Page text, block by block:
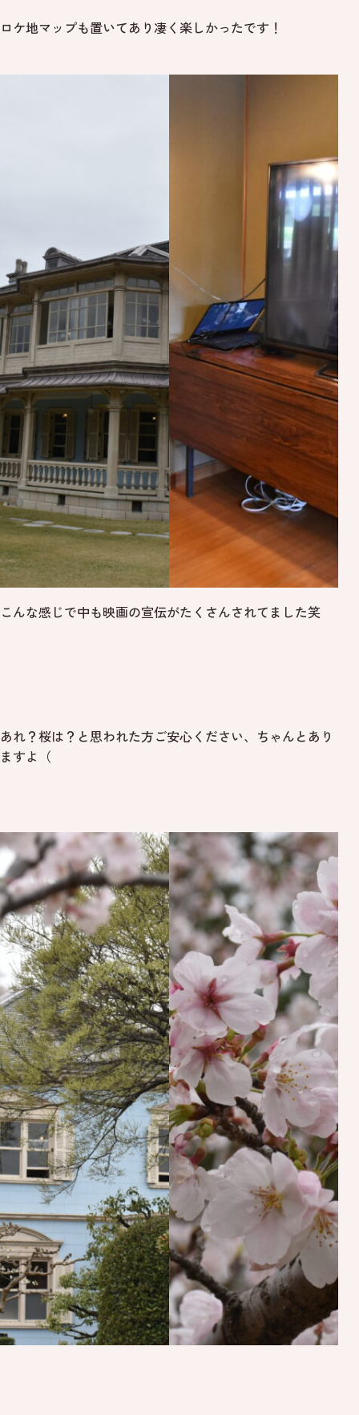
ロケ地マップも置いてあり凄く楽しかったです！
こんな感じで中も映画の宣伝がたくさんされてました笑
あれ？桜は？と思われた方ご安心ください、ちゃんとあり
ますよ（